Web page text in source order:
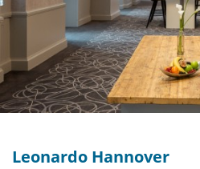
Leonardo Hannover